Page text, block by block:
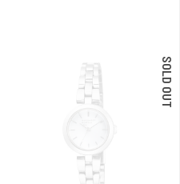
SOLD OUT